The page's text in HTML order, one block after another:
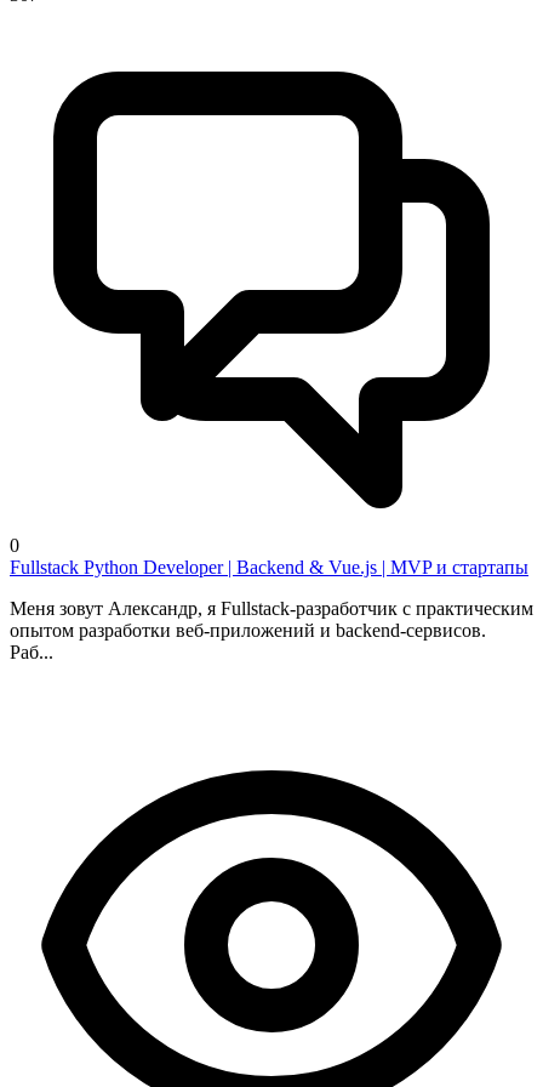
0
Fullstack Python Developer | Backend & Vue.js | MVP и стартапы
Меня зовут Александр, я Fullstack-разработчик с практическим
опытом разработки веб-приложений и backend-сервисов.
Раб...